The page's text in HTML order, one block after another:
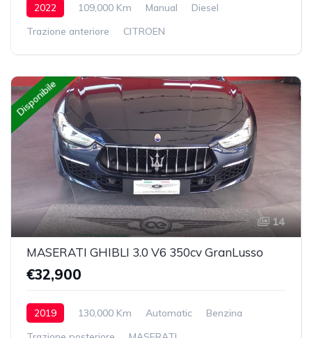
2022 109,000 Km Manual
Diesel
Trazione anteriore
CITROEN
Disponibile
14
MASERATI GHIBLI 3.0 V6 350cv GranLusso
€32,900
2019 130,000 Km Automatic
Benzina